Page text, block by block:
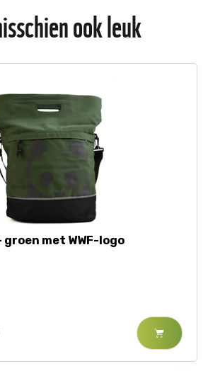
ook leuk
met WWF-logo